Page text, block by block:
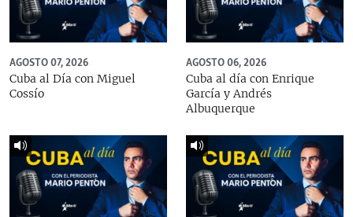
AGOSTO 07, 2026
Cuba al Día con Miguel
Cossío
AGOSTO 06, 2026
Cuba al día con Enrique
García y Andrés
Albuquerque